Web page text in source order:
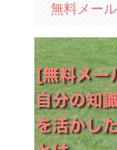
無料メー